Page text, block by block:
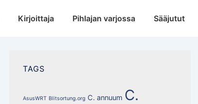
Kirjoittaja Pihlajan varjossa Sääjutut
TAGS
AsusWRT Blitsortung.org C. annuum C.